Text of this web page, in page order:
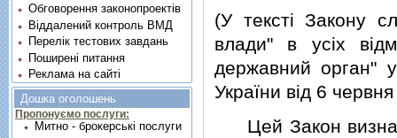
(У текстi Закону
влади" в усiх
державний орган"
України вiд 6
Цей Закон
Обговорення законопроектів
Віддалений контроль ВМД
Перелік тестових завдань
Поширені питання
Реклама на сайті
Дошка оголошень
Пропонуємо послуги:
Митно - брокерські послуги